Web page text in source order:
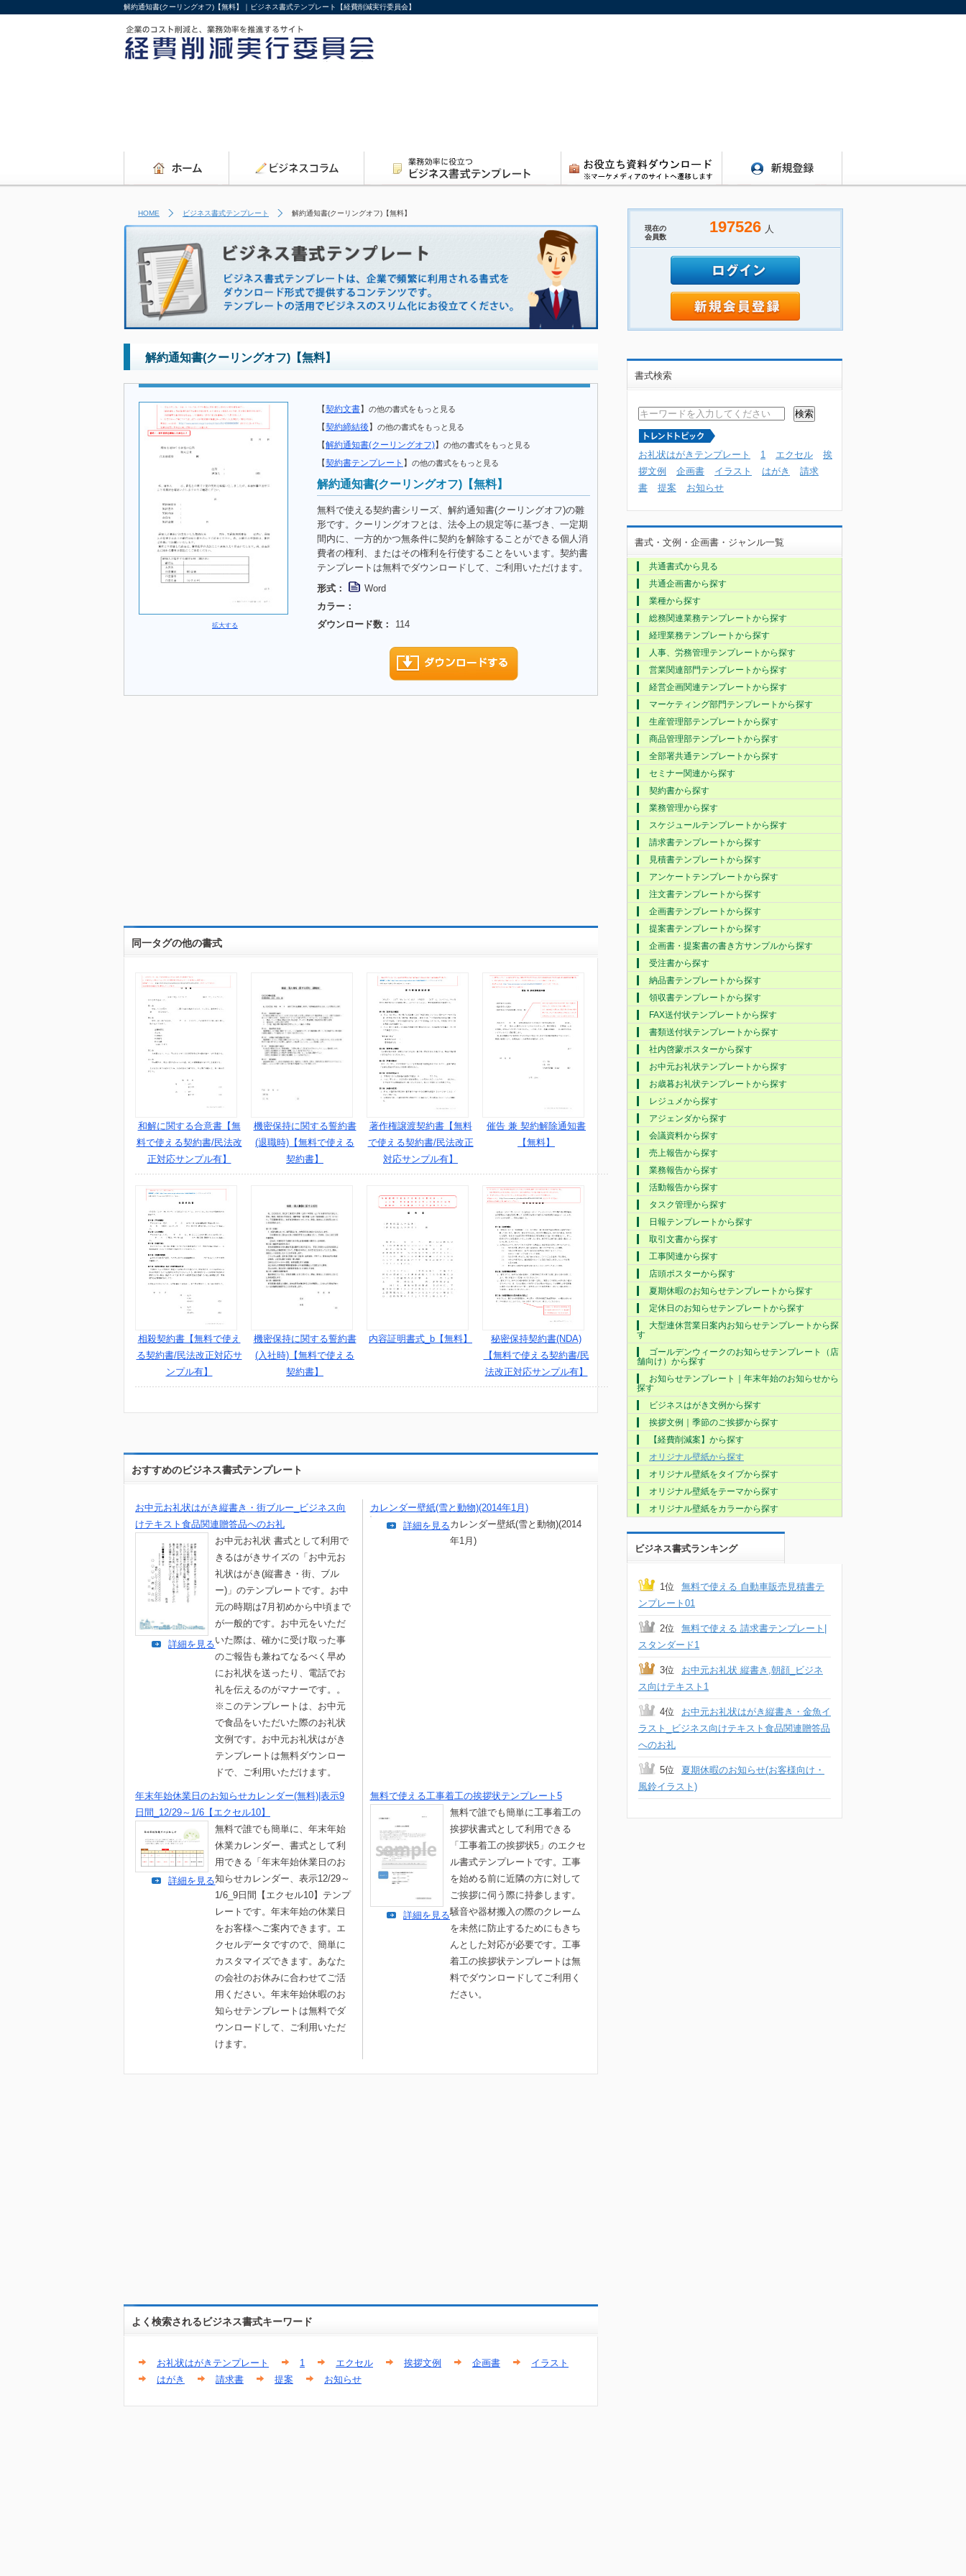
解約通知書(クーリングオフ)【無料】｜ビジネス書式テンプレート【経費削減実行委員会】
HOME ビジネス書式テンプレート 解約通知書(クーリングオフ)【無料】
解約通知書(クーリングオフ)【無料】
拡大する
【契約文書】 の他の書式をもっと見る
【契約締結後】 の他の書式をもっと見る
【解約通知書(クーリングオフ)】 の他の書式をもっと見る
【契約書テンプレート 】 の他の書式をもっと見る
解約通知書(クーリングオフ)【無料】
無料で使える契約書シリーズ、解約通知書(クーリングオフ)の雛
形です。クーリングオフとは、法令上の規定等に基づき、一定期
間内に、一方的かつ無条件に契約を解除することができる個人消
費者の権利、またはその権利を行使することをいいます。契約書
テンプレートは無料でダウンロードして、ご利用いただけます。
形式：
Word
カラー：
ダウンロード数：
114
同一タグの他の書式
和解に関する合意書【無
料で使える契約書/民法改
正対応サンプル有】
機密保持に関する誓約書
(退職時)【無料で使える
契約書】
著作権譲渡契約書【無料
で使える契約書/民法改正
対応サンプル有】
催告 兼 契約解除通知書
【無料】
相殺契約書【無料で使え
る契約書/民法改正対応サ
ンプル有】
機密保持に関する誓約書
(入社時)【無料で使える
契約書】
内容証明書式_b【無料】
秘密保持契約書(NDA)
【無料で使える契約書/民
法改正対応サンプル有】
おすすめのビジネス書式テンプレート
お中元お礼状はがき縦書き・街ブルー_ビジネス向
けテキスト食品関連贈答品へのお礼
お中元お礼状 書式として利用で
きるはがきサイズの「お中元お
礼状はがき(縦書き・街、ブル
ー)」のテンプレートです。お中
元の時期は7月初めから中頃まで
が一般的です。お中元をいただ
いた際は、確かに受け取った事
のご報告も兼ねてなるべく早め
にお礼状を送ったり、電話でお
礼を伝えるのがマナーです。。
※このテンプレートは、お中元
で食品をいただいた際のお礼状
文例です。お中元お礼状はがき
テンプレートは無料ダウンロー
ドで、ご利用いただけます。
詳細を見る
カレンダー壁紙(雪と動物)(2014年1月)
カレンダー壁紙(雪と動物)(2014
年1月)
詳細を見る
年末年始休業日のお知らせカレンダー(無料)|表示9
日間_12/29～1/6【エクセル10】
無料で誰でも簡単に、年末年始
休業カレンダー、書式として利
用できる「年末年始休業日のお
知らせカレンダー、表示12/29～
1/6_9日間【エクセル10】テンプ
レートです。年末年始の休業日
をお客様へご案内できます。エ
クセルデータですので、簡単に
カスタマイズできます。あなた
の会社のお休みに合わせてご活
用ください。年末年始休暇のお
知らせテンプレートは無料でダ
ウンロードして、ご利用いただ
けます。
詳細を見る
無料で使える工事着工の挨拶状テンプレート5
無料で誰でも簡単に工事着工の
挨拶状書式として利用できる
「工事着工の挨拶状5」のエクセ
ル書式テンプレートです。工事
を始める前に近隣の方に対して
ご挨拶に伺う際に持参します。
騒音や器材搬入の際のクレーム
を未然に防止するためにもきち
んとした対応が必要です。工事
着工の挨拶状テンプレートは無
料でダウンロードしてご利用く
ださい。
詳細を見る
よく検索されるビジネス書式キーワード
お礼状はがきテンプレート 1 エクセル 挨拶文例 企画書
イラスト
はがき
請求書 提案 お知らせ
現在の
会員数
197526 人
書式検索
お礼状はがきテンプレート 1 エクセル
挨
拶文例
企画書 イラスト はがき
請求
書
提案 お知らせ
書式・文例・企画書・ジャンル一覧
共通書式から見る
共通企画書から探す
業種から探す
総務関連業務テンプレートから探す
経理業務テンプレートから探す
人事、労務管理テンプレートから探す
営業関連部門テンプレートから探す
経営企画関連テンプレートから探す
マーケティング部門テンプレートから探す
生産管理部テンプレートから探す
商品管理部テンプレートから探す
全部署共通テンプレートから探す
セミナー関連から探す
契約書から探す
業務管理から探す
スケジュールテンプレートから探す
請求書テンプレートから探す
見積書テンプレートから探す
アンケートテンプレートから探す
注文書テンプレートから探す
企画書テンプレートから探す
提案書テンプレートから探す
企画書・提案書の書き方サンプルから探す
受注書から探す
納品書テンプレートから探す
領収書テンプレートから探す
FAX送付状テンプレートから探す
書類送付状テンプレートから探す
社内啓蒙ポスターから探す
お中元お礼状テンプレートから探す
お歳暮お礼状テンプレートから探す
レジュメから探す
アジェンダから探す
会議資料から探す
売上報告から探す
業務報告から探す
活動報告から探す
タスク管理から探す
日報テンプレートから探す
取引文書から探す
工事関連から探す
店頭ポスターから探す
夏期休暇のお知らせテンプレートから探す
定休日のお知らせテンプレートから探す
大型連休営業日案内お知らせテンプレートから探
す
ゴールデンウィークのお知らせテンプレート（店
舗向け）から探す
お知らせテンプレート｜年末年始のお知らせから
探す
ビジネスはがき文例から探す
挨拶文例｜季節のご挨拶から探す
【経費削減案】から探す
オリジナル壁紙から探す
オリジナル壁紙をタイプから探す
オリジナル壁紙をテーマから探す
オリジナル壁紙をカラーから探す
ビジネス書式ランキング
1位
無料で使える 自動車販売見積書テ
ンプレート01
2位
無料で使える 請求書テンプレート|
スタンダード1
3位
お中元お礼状 縦書き,朝顔_ビジネ
ス向けテキスト1
4位
お中元お礼状はがき縦書き・金魚イ
ラスト_ビジネス向けテキスト食品関連贈答品
へのお礼
5位
夏期休暇のお知らせ(お客様向け・
風鈴イラスト)